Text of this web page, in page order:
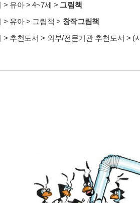
> 유아>4~7세 > 그림책
> 유아> 그림책 > 창작그림책
> 추천도서 > 외부/전문기관 추천도서 > (